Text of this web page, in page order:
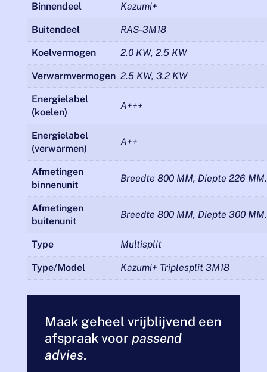
Binnendeel Kazumi+
Buitendeel RAS-3M18
Koelvermogen 2.0 KW, 2.5 KW
Verwarmvermogen 2.5 KW, 3.2 KW
Energielabel
(koelen)
A+++
Energielabel
(verwarmen)
A++
Afmetingen
binnenunit
Breedte 800 MM, Diepte 226
Afmetingen
buitenunit
Breedte 800 MM, Diepte 300
Type Multisplit
Type/Model Kazumi+ Triplesplit 3M18
Maak geheel vrijblijvend een
afspraak voor passend
advies.